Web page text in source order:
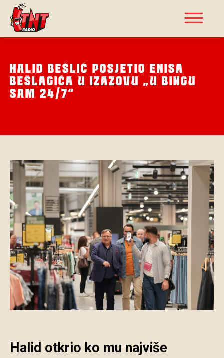
HALID BEŠLIĆ POSJETIO ENISA
BEŠLAGIĆA U IZAZOVU „U BINGU
SAM 24/7“
Halid otkrio ko mu najviše